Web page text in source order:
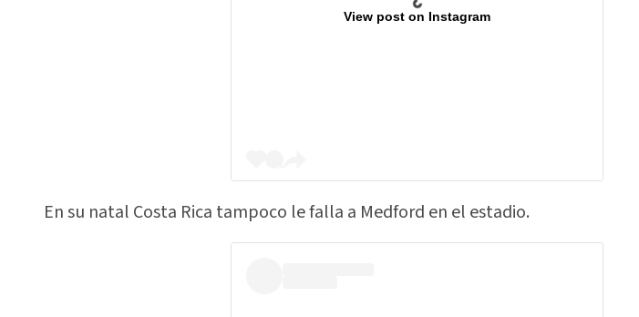
View post on Instagram
En su natal Costa Rica tampoco le falla a Medford en el estadio.